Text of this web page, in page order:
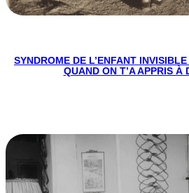
SYNDROME DE L’ENFANT
QUAND ON T’A APPRIS À